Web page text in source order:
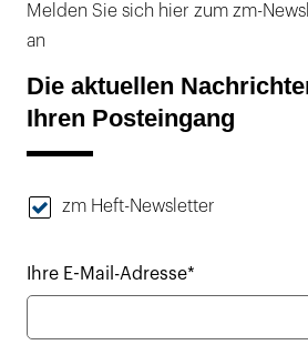
Melden Sie sich hier zum zm-
an
Die aktuellen
Ihren Posteingang
zm Heft-Newsletter
Ihre E-Mail-Adresse*